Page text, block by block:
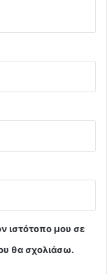
ιστότοπο μου σε
θα σχολιάσω.